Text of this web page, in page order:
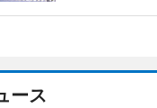
ース